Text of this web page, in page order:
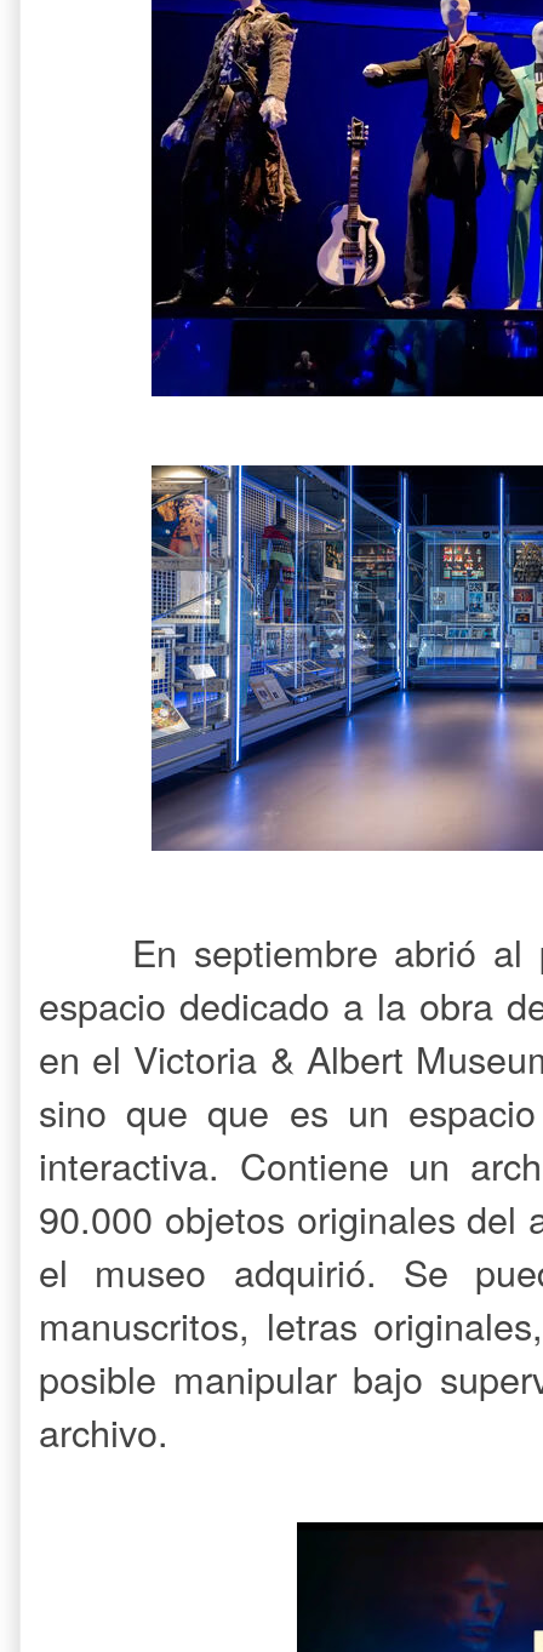
En septiembre abrió
espacio dedicado a la obra
en el Victoria & Albert
sino que que es un
interactiva. Contiene un
90.000 objetos originales del
el museo adquirió. Se
manuscritos, letras
posible manipular bajo
archivo.